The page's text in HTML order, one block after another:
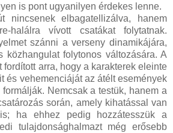
is pont ugyanilyen érdekes lenne.
nincsenek elbagatellizálva, hanem
halálra vívott csatákat folytatnak.
szánni a verseny dinamikájára,
közhangulat folytonos változására. A
arra, hogy a karakterek eleinte
és vehemenciáját az átélt események
Nemcsak a testük, hanem a
során, amely kihatással van
ha ehhez pedig hozzátesszük a
tulajdonsághalmazt még erősebb